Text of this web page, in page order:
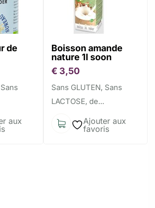
de
aux
Boisson amande
nature 1l soon
€ 3,50
Sans GLUTEN, Sans
LACTOSE, de...
Ajouter aux
favoris